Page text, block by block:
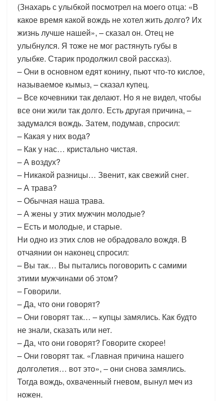
(Знахарь с улыбкой посмотрел на моего отца: «В
какое время какой вождь не хотел жить долго? Их
жизнь лучше нашей», – сказал он. Отец не
улыбнулся. Я тоже не мог растянуть губы в
улыбке. Старик продолжил свой рассказ).
– Они в основном едят конину, пьют что-то кислое,
называемое кымыз, – сказал купец.
– Все кочевники так делают. Но я не видел, чтобы
все они жили так долго. Есть другая причина, –
задумался вождь. Затем, подумав, спросил:
– Какая у них вода?
– Как у нас… кристально чистая.
– А воздух?
– Никакой разницы… Звенит, как свежий снег.
– А трава?
– Обычная наша трава.
– А жены у этих мужчин молодые?
– Есть и молодые, и старые.
Ни одно из этих слов не обрадовало вождя. В
отчаянии он наконец спросил:
– Вы так… Вы пытались поговорить с самими
этими мужчинами об этом?
– Говорили.
– Да, что они говорят?
– Они говорят так… – купцы замялись. Как будто
не знали, сказать или нет.
– Да, что они говорят? Говорите скорее!
– Они говорят так. «Главная причина нашего
долголетия… вот это», – они снова замялись.
Тогда вождь, охваченный гневом, вынул меч из
ножен.